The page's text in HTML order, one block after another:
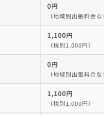
0円
（地域別出張料金
1,100円
（税別1,000円）
0円
（地域別出張料金
1,100円
（税別1,000円）